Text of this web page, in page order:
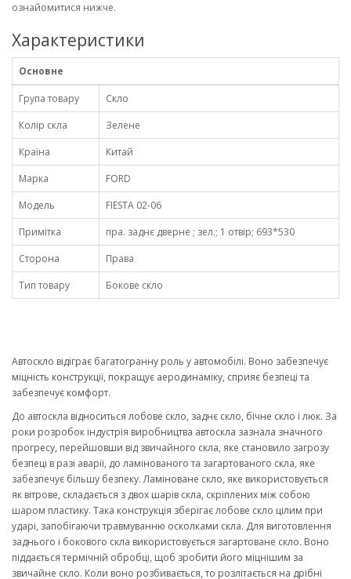
ознайомитися нижче.
Характеристики
Основне
Група товару
Скло
Колір скла
Зелене
Країна
Китай
Марка
FORD
Модель
FIESTA 02-06
Примітка
пра. заднє дверне ; зел.; 1 отвір; 693*530
Сторона
Права
Тип товару
Бокове скло
Автоскло відіграє багатогранну роль у автомобілі. Воно забезпечує
міцність конструкції, покращує аеродинаміку, сприяє безпеці та
забезпечує комфорт.
До автоскла відноситься лобове скло, заднє скло, бічне скло і люк. За
роки розробок індустрія виробництва автоскла зазнала значного
прогресу, перейшовши від звичайного скла, яке становило загрозу
безпеці в разі аварії, до ламінованого та загартованого скла, яке
забезпечує більшу безпеку. Ламіноване скло, яке використовується
як вітрове, складається з двох шарів скла, скріплених між собою
шаром пластику. Така конструкція зберігає лобове скло цілим при
ударі, запобігаючи травмуванню осколками скла. Для виготовлення
заднього і бокового скла використовується загартоване скло. Воно
піддається термічній обробці, щоб зробити його міцнішим за
звичайне скло. Коли воно розбивається, то розлітається на дрібні